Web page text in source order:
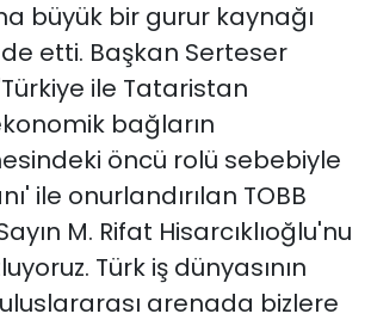
büyük bir gurur kaynağı
etti. Başkan Serteser
ile Tataristan
bağların
öncü rolü sebebiyle
ile onurlandırılan TOBB
M. Rifat Hisarcıklıoğlu'nu
Türk iş dünyasının
arenada bizlere